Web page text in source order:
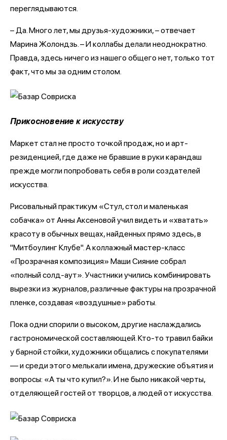
переглядываются.
– Да. Много лет, мы друзья-художники, – отвечает
Марина Жолондзь. – И коллабы делали неоднократно.
Правда, здесь ничего из нашего общего нет, только тот
факт, что мы за одним столом.
Прикосновение к искусству
Маркет стал не просто точкой продаж, но и арт-
резиденцией, где даже не бравшие в руки карандаш
прежде могли попробовать себя в роли создателей
искусства.
Рисовальный практикум «Стул, стол и маленькая
собачка» от Анны Аксеновой учил видеть и «хватать»
красоту в обычных вещах, найденных прямо здесь, в
"Митбоулинг Клубе". А коллажный мастер-класс
«Прозрачная композиция» Маши Сияние собрал
«полный солд-аут». Участники учились комбинировать
вырезки из журналов, различные фактуры на прозрачной
пленке, создавая «воздушные» работы.
Пока одни спорили о высоком, другие наслаждались
гастрономической составляющей. Кто-то травил байки
у барной стойки, художники общались с покупателями
— и среди этого мелькали имена, дружеские объятия и
вопросы: «А ты что купил?». И не было никакой черты,
отделяющей гостей от творцов, а людей от искусства.